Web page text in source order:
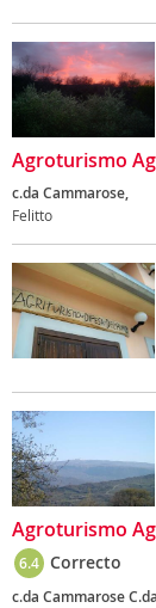
Agroturismo
c.da Cammarose,
Felitto
Agroturismo
6.4 Correcto
c.da Cammarose